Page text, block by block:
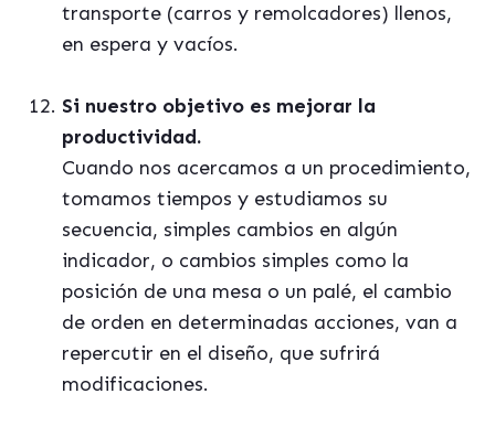
transporte (carros y remolcadores) llenos,
en espera y vacíos.
Si nuestro objetivo es mejorar la
productividad.
Cuando nos acercamos a un procedimiento,
tomamos tiempos y estudiamos su
secuencia, simples cambios en algún
indicador, o cambios simples como la
posición de una mesa o un palé, el cambio
de orden en determinadas acciones, van a
repercutir en el diseño, que sufrirá
modificaciones.